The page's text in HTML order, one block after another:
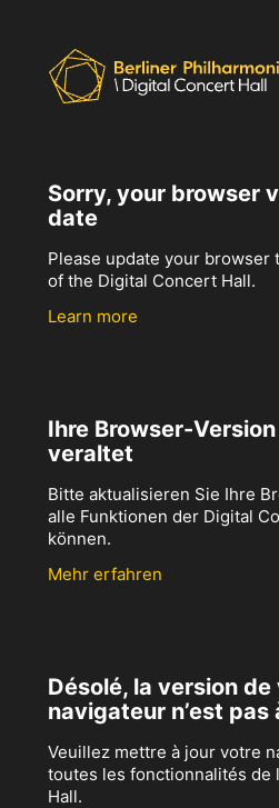
Sorry, your browser
date
Please update your browser
of the Digital Concert Hall.
Learn more
Ihre Browser-
veraltet
Bitte aktualisieren Sie Ihre
alle Funktionen der Digital
können.
Mehr erfahren
Désolé, la version
navigateur n’est pas
Veuillez mettre à jour votre
toutes les fonctionnalités de
Hall.